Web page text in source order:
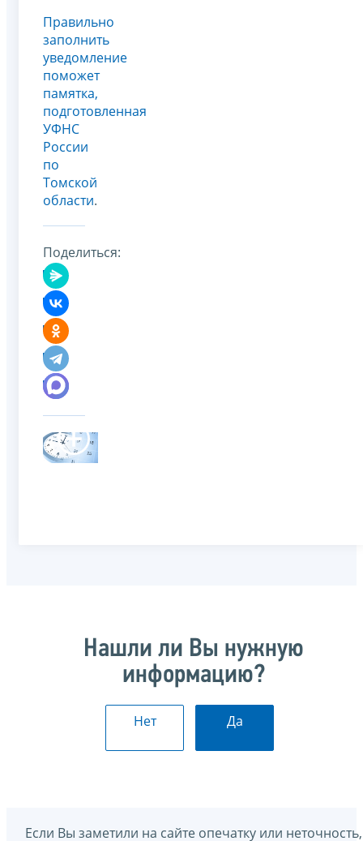
Правильно
заполнить
уведомление
поможет
памятка,
подготовленная
УФНС
России
по
Томской
области.
Поделиться:
Нашли ли Вы нужную
информацию?
Нет Да
Если Вы заметили на сайте опечатку или неточность,